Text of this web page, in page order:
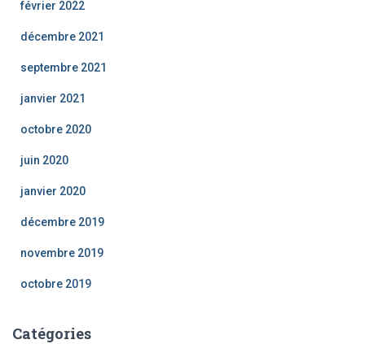
février 2022
décembre 2021
septembre 2021
janvier 2021
octobre 2020
juin 2020
janvier 2020
décembre 2019
novembre 2019
octobre 2019
Catégories